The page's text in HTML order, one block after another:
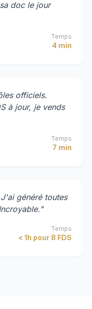
doc le jour
Temps
4 min
officiels.
à jour, je vends
Temps
7 min
généré toutes
Temps
< 1h pour 8 FDS